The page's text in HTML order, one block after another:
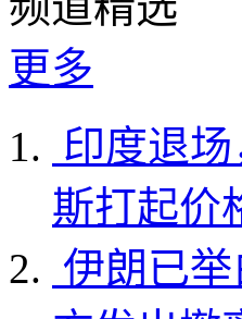
更多
印度退
斯打起价
伊朗已